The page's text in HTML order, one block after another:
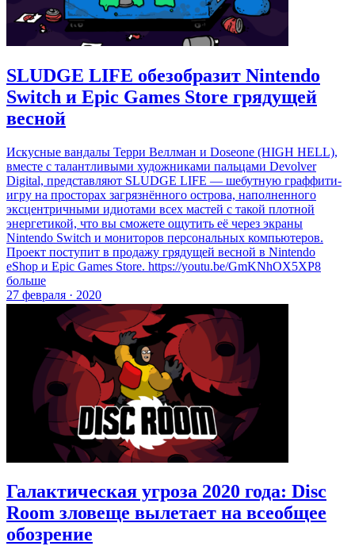
SLUDGE LIFE обезобразит Nintendo
Switch и Epic Games Store грядущей
весной
Искусные вандалы Терри Веллман и Doseone (HIGH HELL),
вместе с талантливыми художниками пальцами Devolver
Digital, представляют SLUDGE LIFE — шебутную граффити-
игру на просторах загрязнённого острова, наполненного
эксцентричными идиотами всех мастей с такой плотной
энергетикой, что вы сможете ощутить её через экраны
Nintendo Switch и мониторов персональных компьютеров.
Проект поступит в продажу грядущей весной в Nintendo
eShop и Epic Games Store. https://youtu.be/GmKNhOX5XP8
больше
27 февраля · 2020
Галактическая угроза 2020 года: Disc
Room зловеще вылетает на всеобщее
обозрение